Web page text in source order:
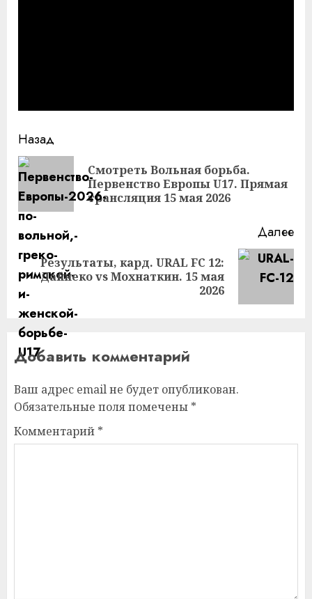
Продолжить
чтение
Назад
Смотреть Вольная борьба.
Первенство Европы U17. Прямая
трансляция 15 мая 2026
Далее
Следующая
запись:
Результаты, кард. URAL FC 12:
Дайнеко vs Мохнаткин. 15 мая
2026
Добавить комментарий
Ваш адрес email не будет опубликован.
Обязательные поля помечены *
Комментарий *